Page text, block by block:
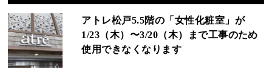
アトレ松戸5.5階の「女性化粧室」が
1/23（木）〜3/20（木）まで工事のため
使用できなくなります